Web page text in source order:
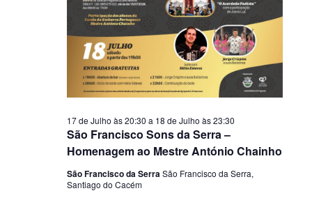
São Francisco Sons da Serra –
Homenagem ao Mestre António Chainho
17 de Julho às 20:30 a 18 de Julho às 23:30
São Francisco da SerraSão Francisco da Serra,
Santiago do Cacém